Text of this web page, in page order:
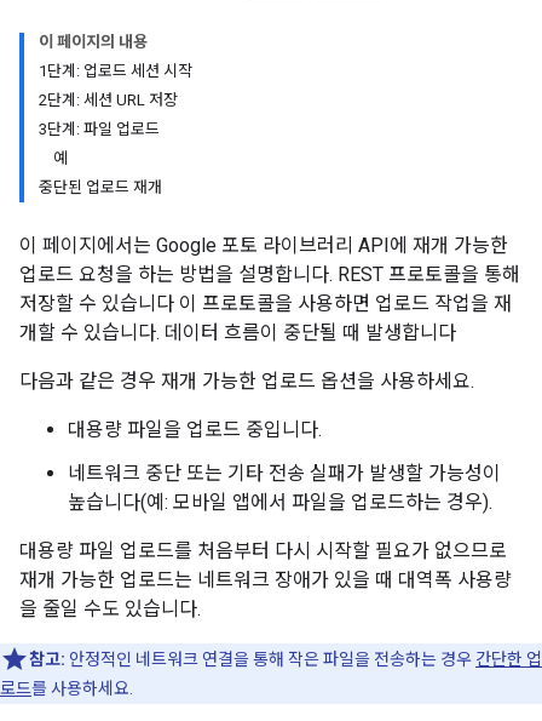
이 페이지의 내용
1단계: 업로드 세션 시작
2단계: 세션 URL 저장
3단계: 파일 업로드
예
중단된 업로드 재개
이 페이지에서는 Google 포토 라이브러리 API에 재개 가능한
업로드 요청을 하는 방법을 설명합니다. REST 프로토콜을 통해
저장할 수 있습니다 이 프로토콜을 사용하면 업로드 작업을 재
개할 수 있습니다. 데이터 흐름이 중단될 때 발생합니다
다음과 같은 경우 재개 가능한 업로드 옵션을 사용하세요.
대용량 파일을 업로드 중입니다.
네트워크 중단 또는 기타 전송 실패가 발생할 가능성이
높습니다(예: 모바일 앱에서 파일을 업로드하는 경우).
대용량 파일 업로드를 처음부터 다시 시작할 필요가 없으므로
재개 가능한 업로드는 네트워크 장애가 있을 때 대역폭 사용량
을 줄일 수도 있습니다.
참고: 안정적인 네트워크 연결을 통해 작은 파일을 전송하는 경우 간단한 업
로드를 사용하세요.